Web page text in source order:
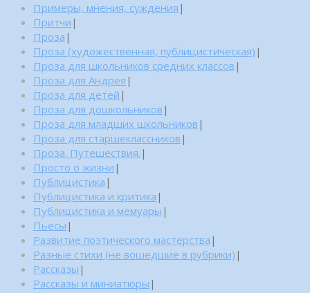
Примеры, мнения, суждения |
Притчи |
Проза |
Проза (художественная, публицистическая) |
Проза для школьников средних классов |
Проза для Андрея |
Проза для детей |
Проза для дошкольников |
Проза для младших школьников |
Проза для старшеклассников |
Проза. Путешествия. |
Просто о жизни |
Публицистика |
Публицистика и критика |
Публицистика и мемуары |
Пьесы |
Развитие поэтического мастерства |
Разные стихи (не вошедшие в рубрики) |
Рассказы |
Рассказы и миниатюры |